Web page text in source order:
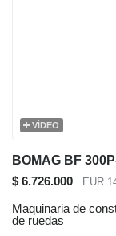
VÍDEO
BOMAG BF
$ 6.726.000
EUR
Maquinaria de
de ruedas